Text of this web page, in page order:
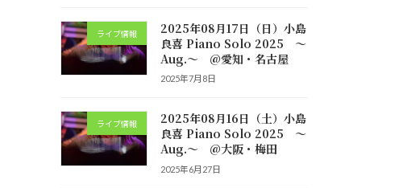
ライブ情報
2025年08月17日（日）小島
良喜 Piano Solo 2025 ～
Aug.～ @愛知・名古屋
2025年7月8日
ライブ情報
2025年08月16日（土）小島
良喜 Piano Solo 2025 ～
Aug.～ @大阪・梅田
2025年6月27日